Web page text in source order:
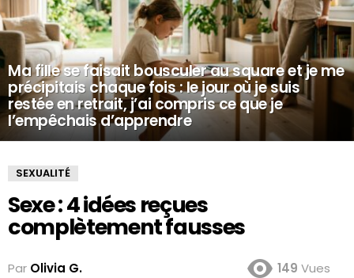
Ma fille se faisait bousculer au square et je me
précipitais chaque fois : le jour où je suis
restée en retrait, j’ai compris ce que je
l’empêchais d’apprendre
SEXUALITÉ
Sexe : 4 idées reçues
complètement fausses
Par Olivia G. 149 Vues